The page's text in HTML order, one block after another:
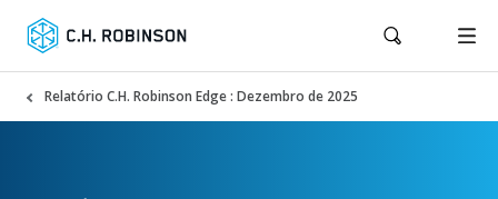
Relatório C.H. Robinson Edge : Dezembro de 2025